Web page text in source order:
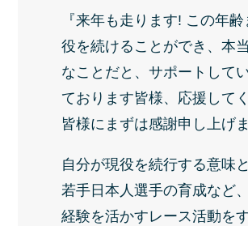
『来年も走ります! この年
役を続けることができ、本
なことだと、サポートして
ております皆様、応援して
皆様にまずは感謝申し上げま
自分が現役を続行する意味と
若手日本人選手の育成など
経験を活かすレース活動を